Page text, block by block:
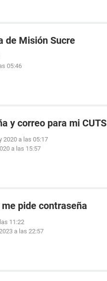
de Misión Sucre
05:46
y correo para mi CUTS
2020 a las 05:17
a las 15:57
pide contraseña
11:22
a las 22:57